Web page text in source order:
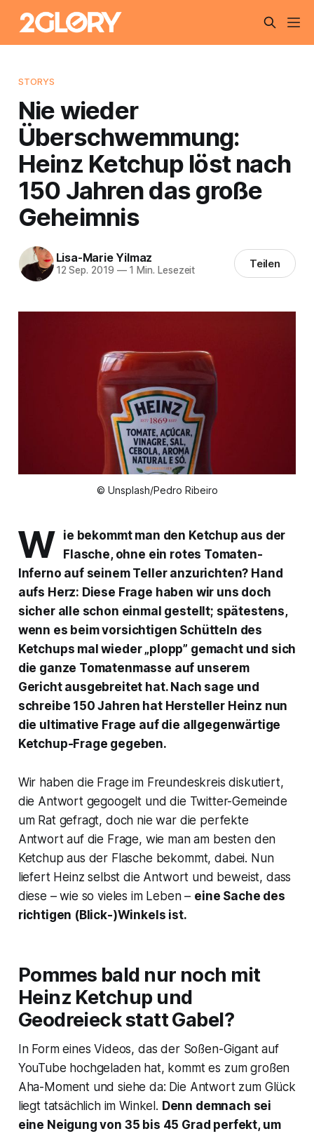
STORYS
Nie wieder
Überschwemmung:
Heinz Ketchup löst nach
150 Jahren das große
Geheimnis
Lisa-Marie Yilmaz
12 Sep. 2019 —1 Min. Lesezeit Teilen
© Unsplash/Pedro Ribeiro
W ie bekommt man den Ketchup aus der
Flasche, ohne ein rotes Tomaten-
Inferno auf seinem Teller anzurichten? Hand
aufs Herz: Diese Frage haben wir uns doch
sicher alle schon einmal gestellt; spätestens,
wenn es beim vorsichtigen Schütteln des
Ketchups mal wieder „plopp” gemacht und sich
die ganze Tomatenmasse auf unserem
Gericht ausgebreitet hat. Nach sage und
schreibe 150 Jahren hat Hersteller Heinz nun
die ultimative Frage auf die allgegenwärtige
Ketchup-Frage gegeben.
Wir haben die Frage im Freundeskreis diskutiert,
die Antwort gegoogelt und die Twitter-Gemeinde
um Rat gefragt, doch nie war die perfekte
Antwort auf die Frage, wie man am besten den
Ketchup aus der Flasche bekommt, dabei. Nun
liefert Heinz selbst die Antwort und beweist, dass
diese – wie so vieles im Leben – eine Sache des
richtigen (Blick-)Winkels ist.
Pommes bald nur noch mit
Heinz Ketchup und
Geodreieck statt Gabel?
In Form eines Videos, das der Soßen-Gigant auf
YouTube hochgeladen hat, kommt es zum großen
Aha-Moment und siehe da: Die Antwort zum Glück
liegt tatsächlich im Winkel. Denn demnach sei
eine Neigung von 35 bis 45 Grad perfekt, um